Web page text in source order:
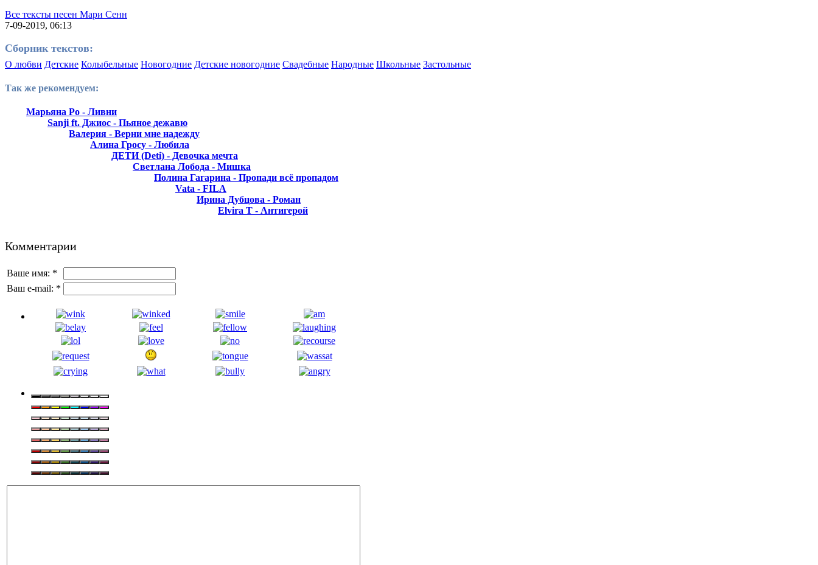
Все тексты песен Мари Сенн
7-09-2019, 06:13
Сборник текстов:
О любви Детские Колыбельные Новогодние Детские новогодние Свадебные Народные Школьные Застольные
Так же рекомендуем:
Марьяна Ро - Ливни
Sanji ft. Джиос - Пьяное дежавю
Валерия - Верни мне надежду
Алина Гросу - Любила
ДЕТИ (Deti) - Девочка мечта
Светлана Лобода - Мишка
Полина Гагарина - Пропади всё пропадом
Vata - FILA
Ирина Дубцова - Роман
Elvira T - Антигерой
Комментарии
Ваше имя: *
Ваш e-mail: *